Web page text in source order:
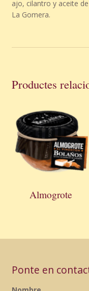
ajo, cilantro y aceite
La Gomera.
Productes
Almogrote
Ponte en